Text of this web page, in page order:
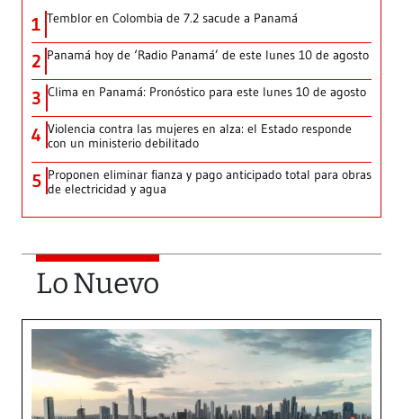
1 Temblor en Colombia de 7.2 sacude a Panamá
2 Panamá hoy de ‘Radio Panamá’ de este lunes 10 de agosto
3 Clima en Panamá: Pronóstico para este lunes 10 de agosto
4 Violencia contra las mujeres en alza: el Estado responde
con un ministerio debilitado
5 Proponen eliminar fianza y pago anticipado total para obras
de electricidad y agua
Lo Nuevo